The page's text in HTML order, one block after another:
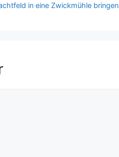
in eine Zwickmühle bringen